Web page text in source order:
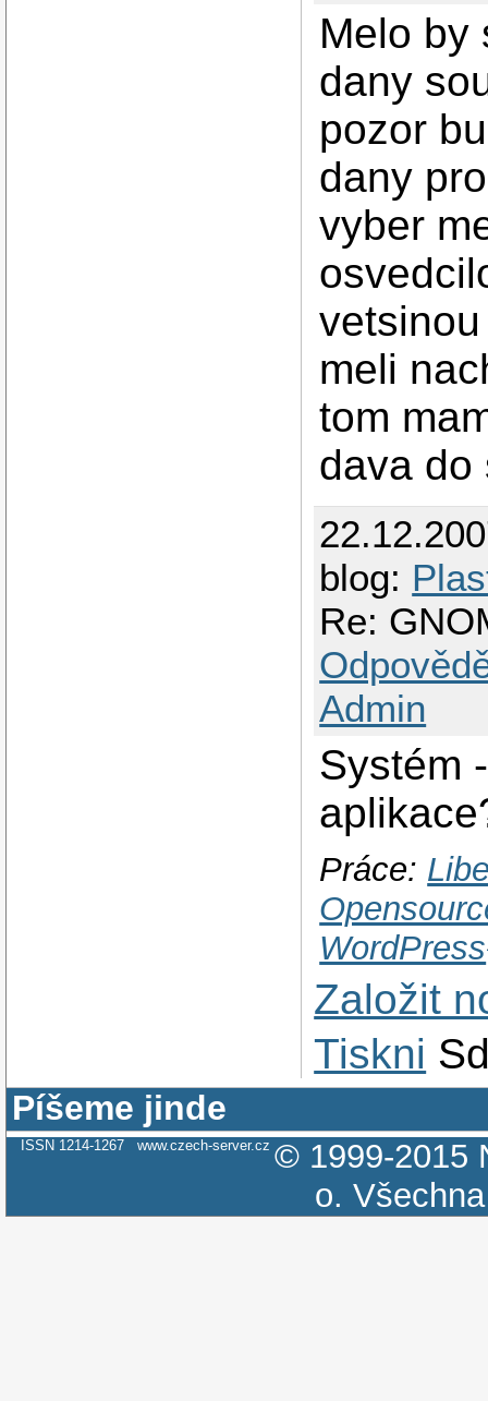
Melo by
dany
pozor
dany
vyber
meli
tom
dava do
blog:
Re:
Admin
Systém
Práce:
WordPress
Založit
Tiskni
Píšeme jinde
ISSN 1214-1267 www.czech-server.cz © 1999-2015
o.